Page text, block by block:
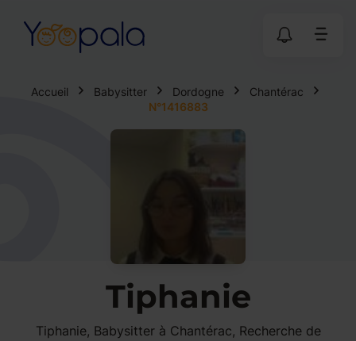
Accueil Babysitter Dordogne
Chantérac
N°1416883
Tiphanie
Tiphanie, Babysitter à Chantérac, Recherche de